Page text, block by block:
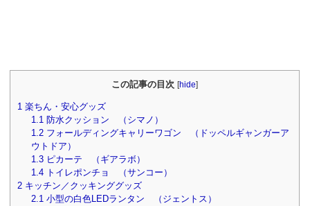
この記事の目次 [hide]
1 楽ちん・安心グッズ
1.1 防水クッション （シマノ）
1.2 フォールディングキャリーワゴン （ドッペルギャンガーア
ウトドア）
1.3 ピカーテ （ギアラボ）
1.4 トイレポンチョ （サンコー）
2 キッチン／クッキンググッズ
2.1 小型の白色LEDランタン （ジェントス）